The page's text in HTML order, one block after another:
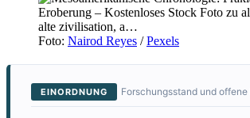
Foto: Nairod Reyes /Pexels
EINORDNUNG Forschungsstand und offene